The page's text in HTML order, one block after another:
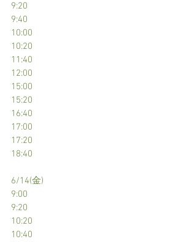
9:20
9:40
10:00
10:20
11:40
12:00
15:00
15:20
16:40
17:00
17:20
18:40
6/14(金)
9:00
9:20
10:20
10:40